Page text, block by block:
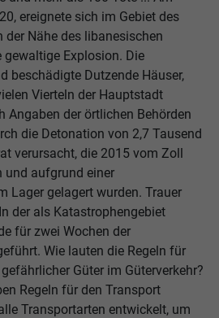
ereignete sich im Gebiet des
der Nähe des libanesischen
Explosion. Die
beschädigte Dutzende Häuser,
Vierteln der Hauptstadt
Angaben der örtlichen Behörden
die Detonation von 2,7 Tausend
verursacht, die 2015 vom Zoll
und aufgrund einer
Lager gelagert wurden. Trauer
der als Katastrophengebiet
für zwei Wochen der
Wie lauten die Regeln für
Güter im Güterverkehr?
Regeln für den Transport
Transportarten entwickelt, um